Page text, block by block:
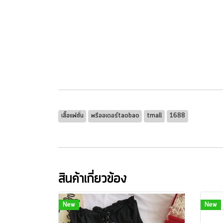
เสื้อแฟชั่น พรีออเดอร์taobao tmall 1688
สินค้าเกี่ยวข้อง
New New